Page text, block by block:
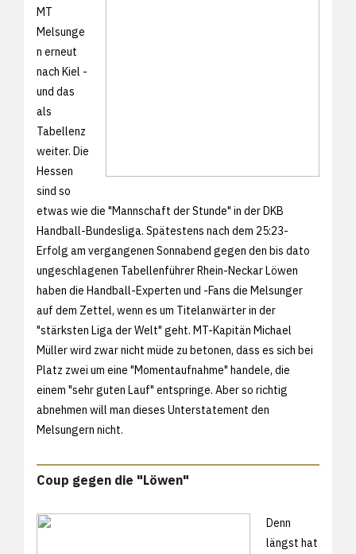
MT
Melsunge
n erneut
nach Kiel -
und das
als
Tabellenz
weiter. Die
Hessen
sind so
etwas wie die "Mannschaft der Stunde" in der DKB
Handball-Bundesliga. Spätestens nach dem 25:23-
Erfolg am vergangenen Sonnabend gegen den bis dato
ungeschlagenen Tabellenführer Rhein-Neckar Löwen
haben die Handball-Experten und -Fans die Melsunger
auf dem Zettel, wenn es um Titelanwärter in der
"stärksten Liga der Welt" geht. MT-Kapitän Michael
Müller wird zwar nicht müde zu betonen, dass es sich bei
Platz zwei um eine "Momentaufnahme" handele, die
einem "sehr guten Lauf" entspringe. Aber so richtig
abnehmen will man dieses Unterstatement den
Melsungern nicht.
Coup gegen die "Löwen"
Denn
längst hat